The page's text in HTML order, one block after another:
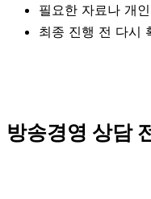
필요한 자료나 개
최종 진행 전 다시
방송경영 상담